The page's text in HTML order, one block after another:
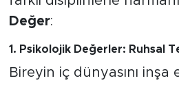
Değer:
​1. Psikolojik Değerler: Ruhsal
​Bireyin iç dünyasını inşa
DİNİ
POLİTİKA